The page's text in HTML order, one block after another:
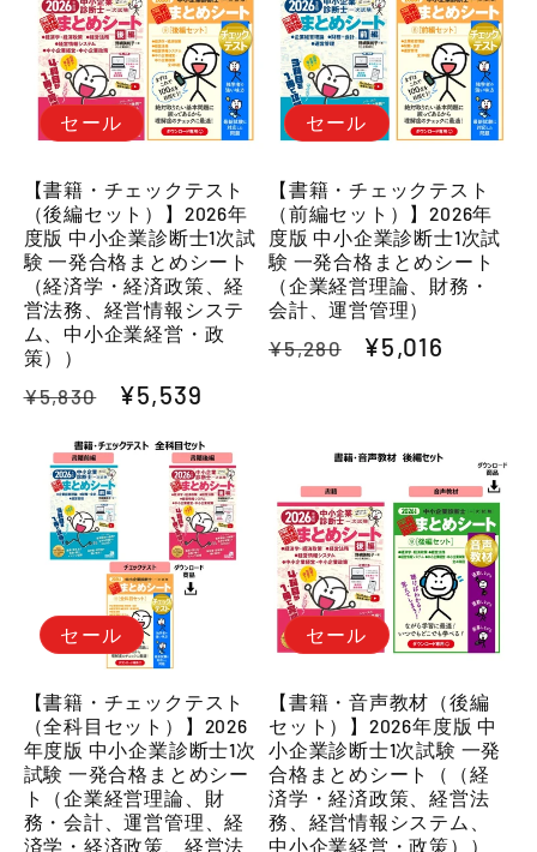
格
格
セール
【書籍・チェックテスト
（後編セット）】2026年
度版 中小企業診断士1次試
験 一発合格まとめシート
（経済学・経済政策、経
営法務、経営情報システ
ム、中小企業経営・政
策））
通
価
¥5,830
セ
ル
格
¥5,539
セール
【書籍・チェックテスト
（前編セット）】2026年
度版 中小企業診断士1次試
験 一発合格まとめシート
（企業経営理論、財務・
会計、運営管理）
通
¥5,280
セ
価
¥5,016
セール
【書籍・チェックテスト
（全科目セット）】2026
年度版 中小企業診断士1次
試験 一発合格まとめシー
ト（企業経営理論、財
務・会計、運営管理、経
済学・経済政策、経営法
セール
【書籍・音声教材（後編
セット）】2026年度版 中
小企業診断士1次試験 一発
合格まとめシート（（経
済学・経済政策、経営法
務、経営情報システム、
中小企業経営・政策））